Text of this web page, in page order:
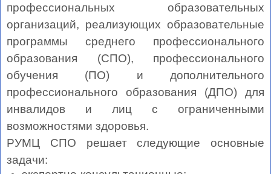
профессиональных образовательных
организаций, реализующих образовательные
программы среднего профессионального
образования (СПО), профессионального
обучения (ПО) и дополнительного
профессионального образования (ДПО) для
инвалидов и лиц с ограниченными
возможностями здоровья.
РУМЦ СПО решает следующие основные
задачи: